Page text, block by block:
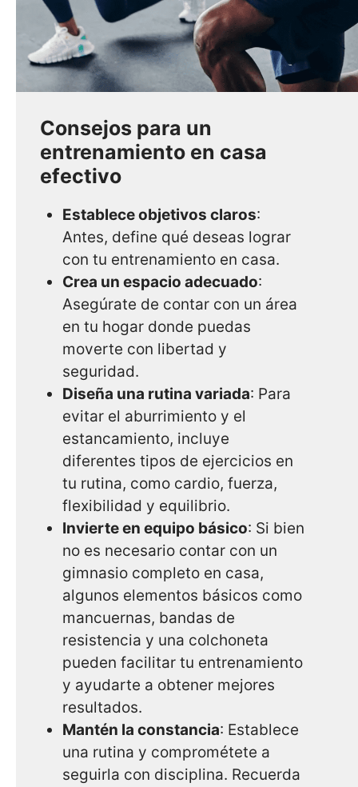
Consejos para un
entrenamiento en casa
efectivo
Establece objetivos claros:
Antes, define qué deseas lograr
con tu entrenamiento en casa.
Crea un espacio adecuado:
Asegúrate de contar con un área
en tu hogar donde puedas
moverte con libertad y
seguridad.
Diseña una rutina variada: Para
evitar el aburrimiento y el
estancamiento, incluye
diferentes tipos de ejercicios en
tu rutina, como cardio, fuerza,
flexibilidad y equilibrio.
Invierte en equipo básico: Si bien
no es necesario contar con un
gimnasio completo en casa,
algunos elementos básicos como
mancuernas, bandas de
resistencia y una colchoneta
pueden facilitar tu entrenamiento
y ayudarte a obtener mejores
resultados.
Mantén la constancia: Establece
una rutina y comprométete a
seguirla con disciplina. Recuerda